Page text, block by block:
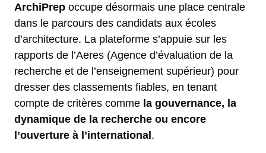
ArchiPrep occupe désormais une place centrale
dans le parcours des candidats aux écoles
d’architecture. La plateforme s’appuie sur les
rapports de l’Aeres (Agence d’évaluation de la
recherche et de l’enseignement supérieur) pour
dresser des classements fiables, en tenant
compte de critères comme la gouvernance, la
dynamique de la recherche ou encore
l’ouverture à l’international.